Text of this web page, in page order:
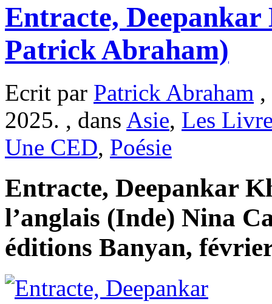
Entracte,
Patrick Abraham)
Ecrit par Patrick Abraham ,
2025. , dans Asie, Les
Une CED, Poésie
Entracte, Deepankar
l’anglais (Inde) Nina
éditions Banyan,